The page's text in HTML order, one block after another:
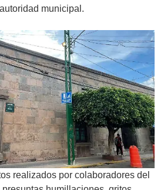
municipal.
realizados por colaboradores del